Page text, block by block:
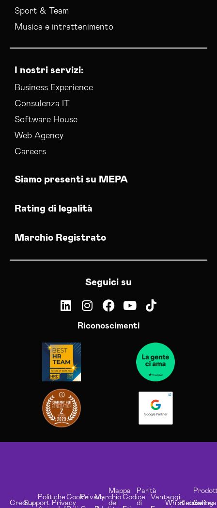
Sport & Team
Musica e intrattenimento
I nostri servizi:
Business Experience
Consulenza IT
Software House
Web Agency
Careers
Siamo presenti su MEPA
Rating di legalità
Marchio Registrato
Seguici su
Riconoscimenti
CreditsSupport
Politiche
Privacy
CookiePrivacyMarchio
Mappa
del
Codice
Parità
di
Vantaggi
Whistleblowing
Risorse